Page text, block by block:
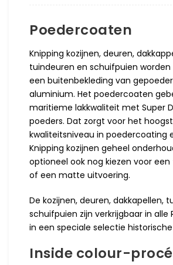
Poedercoaten
Knipping kozijnen, deuren,
tuindeuren en schuifpuien
een buitenbekleding van
aluminium. Het poedercoaten
maritieme lakkwaliteit met Super
poeders. Dat zorgt voor het
kwaliteitsniveau in poedercoating
Knipping kozijnen geheel
optioneel ook nog kiezen voor
of een matte uitvoering.
De kozijnen, deuren, dakkapellen,
schuifpuien zijn verkrijgbaar in alle
in een speciale selectie
Inside colour-